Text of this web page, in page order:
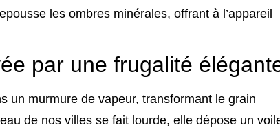
les ombres minérales, offrant à l’appareil
par une frugalité
un murmure de vapeur, transformant le grain
de nos villes se fait lourde, elle dépose un